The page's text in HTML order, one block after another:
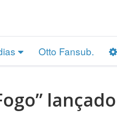
Otto Fansub.
lançado